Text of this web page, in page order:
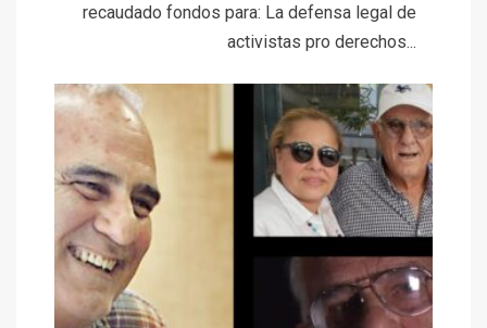
recaudado fondos para: La defensa legal de
activistas pro derechos...